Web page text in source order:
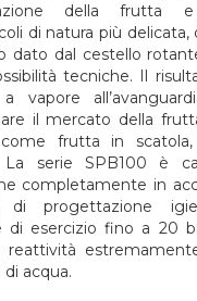
della frutta
di natura più delicata,
dato dal cestello
tecniche. Il
vapore
il mercato della
frutta in
La serie SPB100 è
completamente in
di progettazione
di esercizio fino a 20
reattività
acqua.